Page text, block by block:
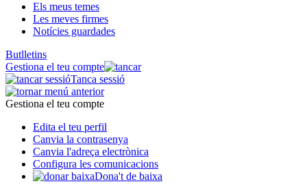
Els meus temes
Les meves firmes
Notícies guardades
Butlletins
Gestiona el teu compte
Tanca sessió
Gestiona el teu compte
Edita el teu perfil
Canvia la contrasenya
Canvia l'adreça electrònica
Configura les comunicacions
Dona't de baixa